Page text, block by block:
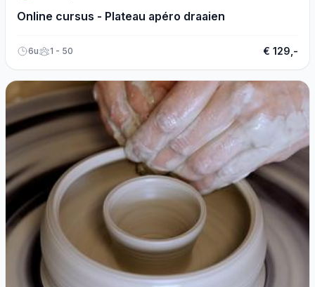
Online cursus - Plateau apéro draaien
6u 1 - 50 € 129,-